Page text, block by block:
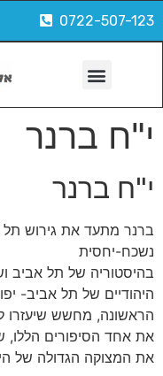
0722-507-123
י"ח ברנר
י"ח ברנר
ברנר מתעד את גירוש תל
נשכח-יחסית
בהיסטוריה של תל אביב
היהודיים של תל אביב-
הראשונה, מחשש שיעזרו
את אחד הסיפורים הללו,
את המצוקה הגדולה של